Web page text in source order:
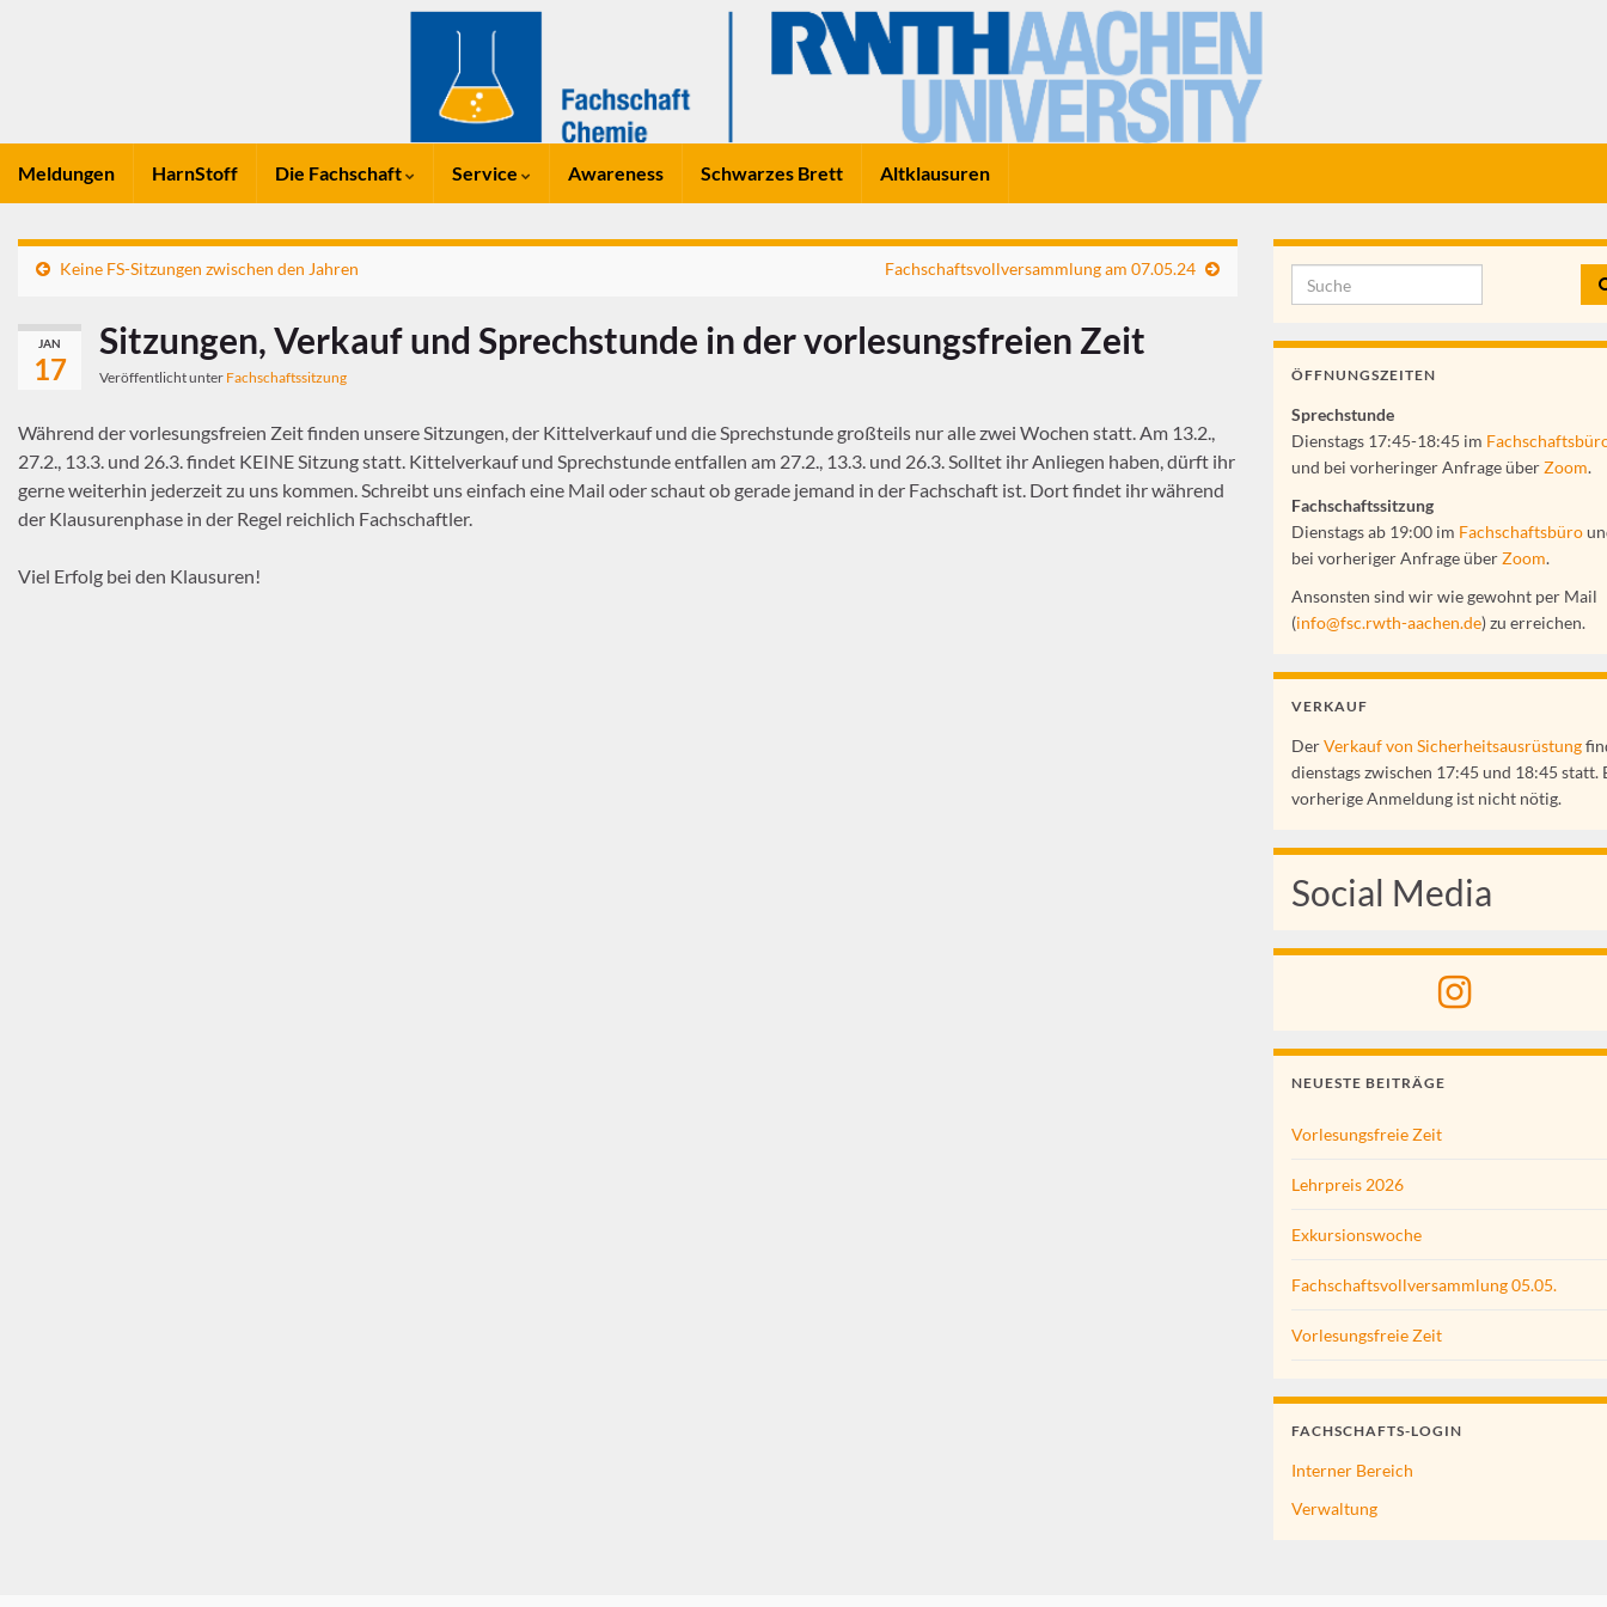
Meldungen HarnStoff Die Fachschaft Service Awareness Schwarzes Brett Altklausuren
Keine FS-Sitzungen zwischen den Jahren Fachschaftsvollversammlung am 07.05.24
JAN
17
Sitzungen, Verkauf und Sprechstunde in der vorlesungsfreien Zeit
Veröffentlicht unter Fachschaftssitzung
Während der vorlesungsfreien Zeit finden unsere Sitzungen, der Kittelverkauf und die Sprechstunde großteils nur alle zwei Wochen statt. Am 13.2.,
27.2., 13.3. und 26.3. findet KEINE Sitzung statt. Kittelverkauf und Sprechstunde entfallen am 27.2., 13.3. und 26.3. Solltet ihr Anliegen haben, dürft ihr
gerne weiterhin jederzeit zu uns kommen. Schreibt uns einfach eine Mail oder schaut ob gerade jemand in der Fachschaft ist. Dort findet ihr während
der Klausurenphase in der Regel reichlich Fachschaftler.
Viel Erfolg bei den Klausuren!
Search for:
ÖFFNUNGSZEITEN
Sprechstunde
Dienstags 17:45-18:45 im
und bei vorheringer Anfrage überZoom.
Fachschaftssitzung
Dienstags ab 19:00 im Fachschaftsbüro
bei vorheriger Anfrage überZoom.
Ansonsten sind wir wie gewohnt per Mail
(info@fsc.rwth-aachen.de) zu erreichen.
VERKAUF
DerVerkauf von Sicherheitsausrüstung
dienstags zwischen 17:45 und 18:45 statt.
vorherige Anmeldung ist nicht nötig.
Social Media
NEUESTE BEITRÄGE
Vorlesungsfreie Zeit
Lehrpreis 2026
Exkursionswoche
Fachschaftsvollversammlung 05.05.
Vorlesungsfreie Zeit
FACHSCHAFTS-LOGIN
Interner Bereich
Verwaltung